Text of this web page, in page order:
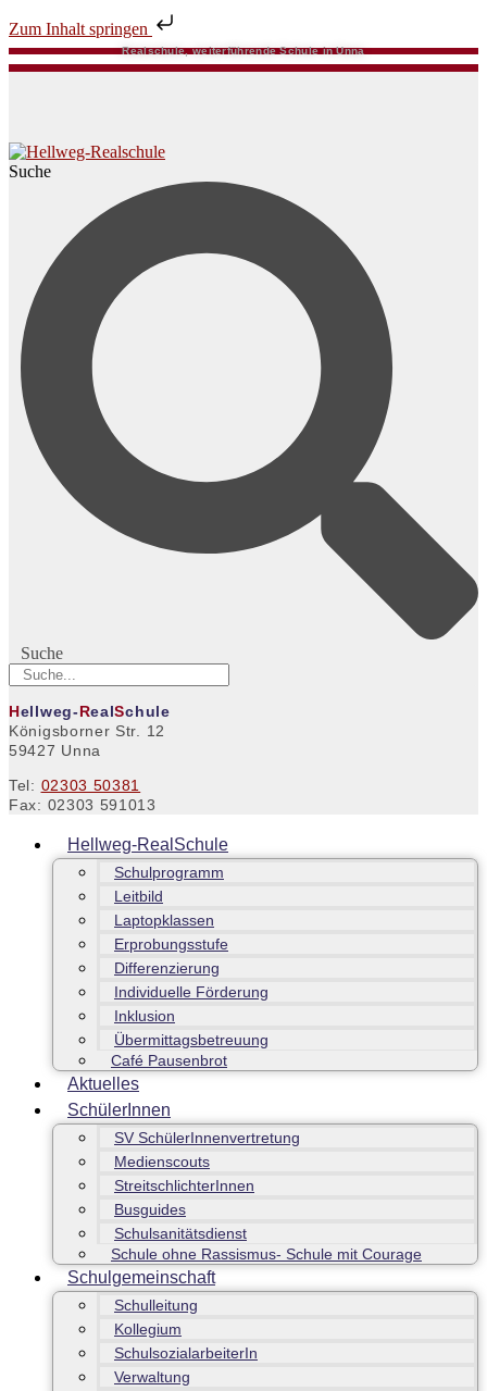
Zum Inhalt springen
Realschule, weiterführende Schule in Unna
Suche
Suche
Hellweg-RealSchule
Königsborner Str. 12
59427 Unna
Tel: 02303 50381
Fax: 02303 591013
Hellweg-RealSchule
Schulprogramm
Leitbild
Laptopklassen
Erprobungsstufe
Differenzierung
Individuelle Förderung
Inklusion
Übermittagsbetreuung
Café Pausenbrot
Aktuelles
SchülerInnen
SV SchülerInnenvertretung
Medienscouts
StreitschlichterInnen
Busguides
Schulsanitätsdienst
Schule ohne Rassismus- Schule mit Courage
Schulgemeinschaft
Schulleitung
Kollegium
SchulsozialarbeiterIn
Verwaltung